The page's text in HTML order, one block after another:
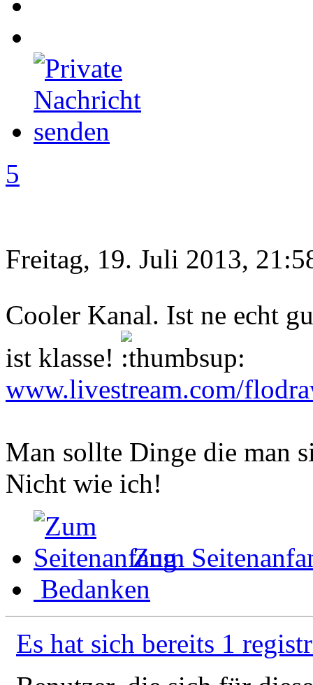
5
Freitag, 19. Juli 2013,
Cooler Kanal. Ist ne echt
ist klasse!
www.livestream.com/
Man sollte Dinge die man
Nicht wie ich!
Zum
Bedanken
Es hat sich bereits 1